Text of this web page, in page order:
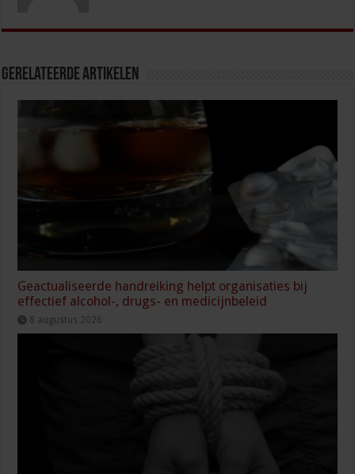
Gerelateerde Artikelen
Geactualiseerde handreiking helpt organisaties bij
effectief alcohol-, drugs- en medicijnbeleid
8 augustus 2026